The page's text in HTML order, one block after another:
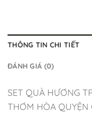
THÔNG TIN CHI TIẾT
ĐÁNH GIÁ (0)
SET QUÀ HƯƠNG
THƠM HÒA